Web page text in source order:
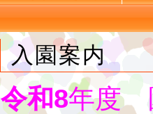
入園案内
令和8年度